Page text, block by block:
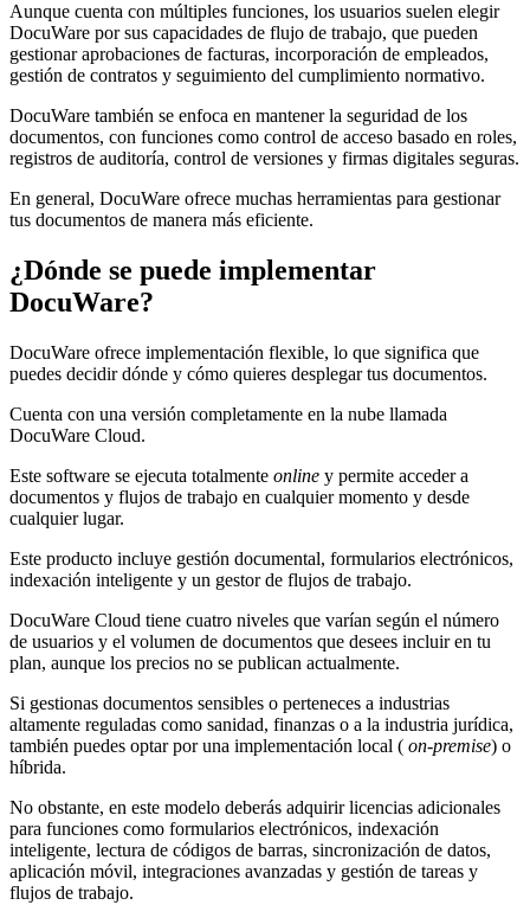
Aunque cuenta con múltiples funciones, los usuarios suelen elegir
DocuWare por sus capacidades de flujo de trabajo, que pueden
gestionar aprobaciones de facturas, incorporación de empleados,
gestión de contratos y seguimiento del cumplimiento normativo.
DocuWare también se enfoca en mantener la seguridad de los
documentos, con funciones como control de acceso basado en roles,
registros de auditoría, control de versiones y firmas digitales seguras.
En general, DocuWare ofrece muchas herramientas para gestionar
tus documentos de manera más eficiente.
¿Dónde se puede implementar
DocuWare?
DocuWare ofrece implementación flexible, lo que significa que
puedes decidir dónde y cómo quieres desplegar tus documentos.
Cuenta con una versión completamente en la nube llamada
DocuWare Cloud.
Este software se ejecuta totalmente online y permite acceder a
documentos y flujos de trabajo en cualquier momento y desde
cualquier lugar.
Este producto incluye gestión documental, formularios electrónicos,
indexación inteligente y un gestor de flujos de trabajo.
DocuWare Cloud tiene cuatro niveles que varían según el número
de usuarios y el volumen de documentos que desees incluir en tu
plan, aunque los precios no se publican actualmente.
Si gestionas documentos sensibles o perteneces a industrias
altamente reguladas como sanidad, finanzas o a la industria jurídica,
también puedes optar por una implementación local ( on-premise) o
híbrida.
No obstante, en este modelo deberás adquirir licencias adicionales
para funciones como formularios electrónicos, indexación
inteligente, lectura de códigos de barras, sincronización de datos,
aplicación móvil, integraciones avanzadas y gestión de tareas y
flujos de trabajo.